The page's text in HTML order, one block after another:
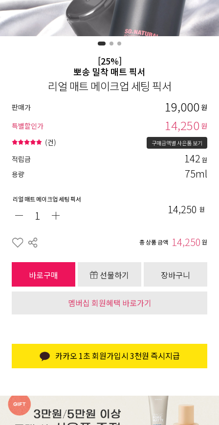
[25%]
뽀송 밀착 매트 픽서
리얼 매트 메이크업 세팅 픽서
판매가 19,000 원
특별할인가
14,250 원
(건) 구매금액별 사은품 보기
적립금 142 원
용량 75ml
리얼 매트 메이크업 세팅 픽서
14,250 원
총 상품 금액 14,250 원
바로구매 선물하기 장바구니
멤버십 회원혜택 바로가기
카카오 1초 회원가입시 3천원 즉시지급